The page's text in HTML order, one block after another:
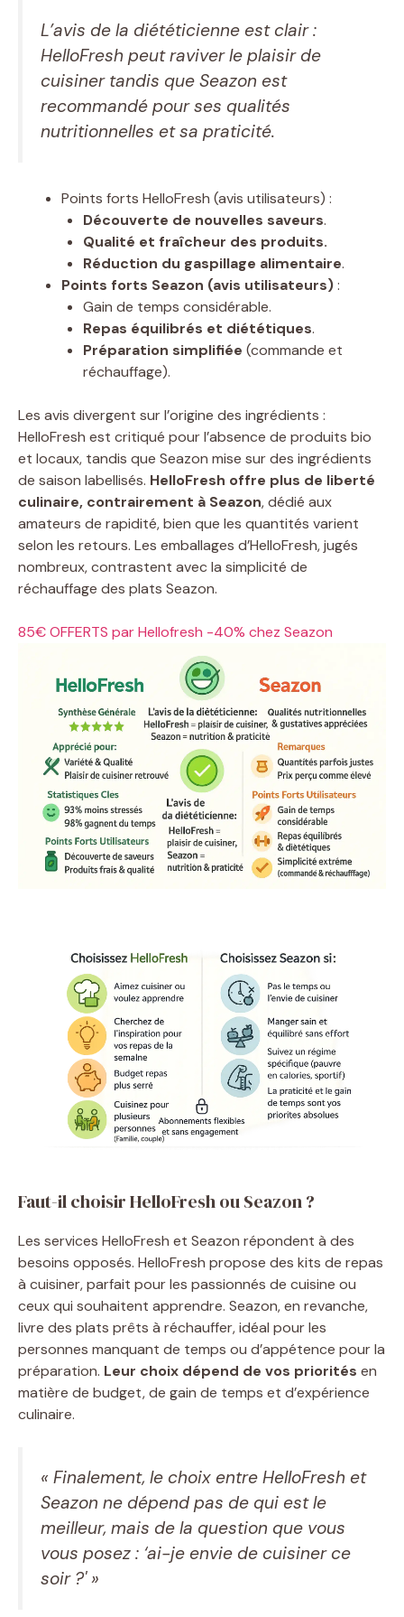
L’avis de la diététicienne est clair :
HelloFresh peut raviver le plaisir de
cuisiner tandis que Seazon est
recommandé pour ses qualités
nutritionnelles et sa praticité.
Points forts HelloFresh (avis utilisateurs) :
Découverte de nouvelles saveurs.
Qualité et fraîcheur des produits.
Réduction du gaspillage alimentaire.
Points forts Seazon (avis utilisateurs):
Gain de temps considérable.
Repas équilibrés et diététiques.
Préparation simplifiée (commande et
réchauffage).
Les avis divergent sur l’origine des ingrédients :
HelloFresh est critiqué pour l’absence de produits bio
et locaux, tandis que Seazon mise sur des ingrédients
de saison labellisés. HelloFresh offre plus de liberté
culinaire, contrairement à Seazon, dédié aux
amateurs de rapidité, bien que les quantités varient
selon les retours. Les emballages d’HelloFresh, jugés
nombreux, contrastent avec la simplicité de
réchauffage des plats Seazon.
85€ OFFERTS par Hellofresh -40% chez Seazon
Faut-il choisir HelloFresh ou Seazon ?
Les services HelloFresh et Seazon répondent à des
besoins opposés. HelloFresh propose des kits de repas
à cuisiner, parfait pour les passionnés de cuisine ou
ceux qui souhaitent apprendre. Seazon, en revanche,
livre des plats prêts à réchauffer, idéal pour les
personnes manquant de temps ou d’appétence pour la
préparation. Leur choix dépend de vos priorités en
matière de budget, de gain de temps et d’expérience
culinaire.
« Finalement, le choix entre HelloFresh et
Seazon ne dépend pas de qui est le
meilleur, mais de la question que vous
vous posez : ‘ai-je envie de cuisiner ce
soir ?' »